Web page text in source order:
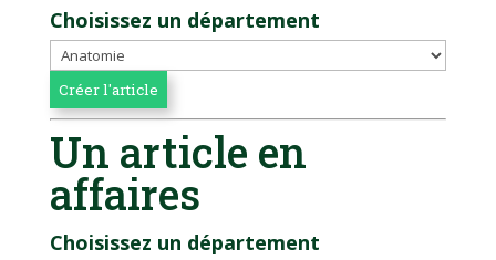
Choisissez un département
Un article en
affaires
Choisissez un département